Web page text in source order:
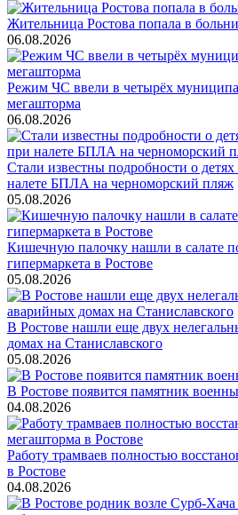
Жительница Ростова попала в
06.08.2026
Режим ЧС ввели в четырёх
мегашторма
06.08.2026
Стали известны подробности о
налете БПЛА на черноморский пляж
05.08.2026
Кишечную палочку нашли в салате
гипермаркета в Ростове
05.08.2026
В Ростове нашли еще двух
домах на Станиславского
05.08.2026
В Ростове появится памятник
04.08.2026
Работу трамваев полностью
в Ростове
04.08.2026